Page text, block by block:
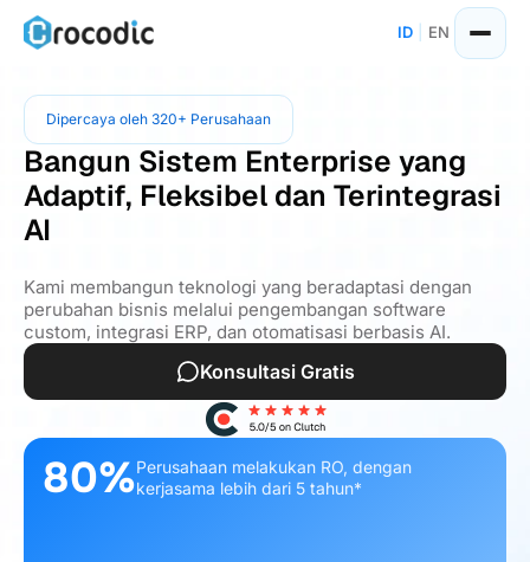
ID EN
Dipercaya oleh 320+ Perusahaan
Bangun Sistem Enterprise yang
Adaptif, Fleksibel dan Terintegrasi
AI
Kami membangun teknologi yang beradaptasi dengan
perubahan bisnis melalui pengembangan software
custom, integrasi ERP, dan otomatisasi berbasis AI.
Konsultasi Gratis
80%Perusahaan melakukan RO, dengan
kerjasama lebih dari 5 tahun*